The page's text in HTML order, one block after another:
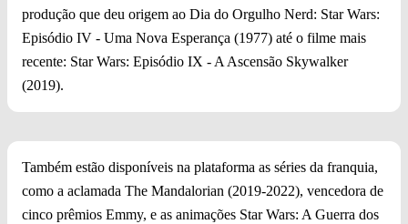
produção que deu origem ao Dia do Orgulho Nerd: Star Wars:
Episódio IV - Uma Nova Esperança (1977) até o filme mais
recente: Star Wars: Episódio IX - A Ascensão Skywalker
(2019).
Também estão disponíveis na plataforma as séries da franquia,
como a aclamada The Mandalorian (2019-2022), vencedora de
cinco prêmios Emmy, e as animações Star Wars: A Guerra dos